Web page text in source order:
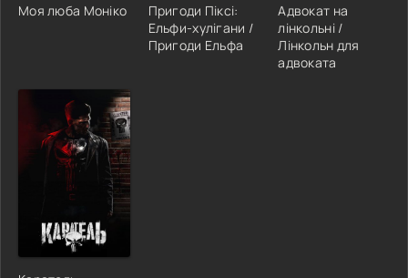
Моя люба Моніко
Пригоди Піксі:
Ельфи-хулігани /
Пригоди Ельфа
Адвокат на
лінкольні /
Лінкольн для
адвоката